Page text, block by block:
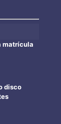
matrícula
disco